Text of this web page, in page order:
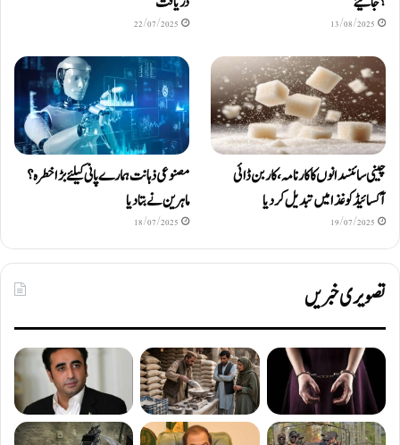
13/08/2025
22/07/2025
چینی سائنسدانوں کا کارنامہ، کاربن ڈائی
آکسائیڈ کو غذا میں تبدیل کردیا
19/07/2025
مصنوعی ذہانت ہمارے پانی کیلئے بڑا خطرہ؟
ماہرین نے بتا دیا
18/07/2025
تصویری خبریں